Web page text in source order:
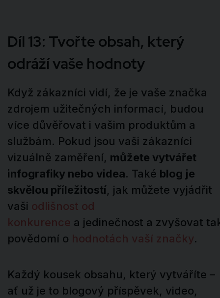
Díl 13: Tvořte obsah, který
odráží vaše hodnoty
Když zákazníci vidí, že je vaše značka
zdrojem užitečných informací, budou
více důvěřovat i vašim produktům a
službám. Pokud jsou vaši zákazníci
vizuálně zaměření, můžete vytvářet
infografiky nebo videa. Také blog je
skvělou příležitostí, jak můžete vyjádřit
vaši odlišnost od
konkurence a jedinečnost a zvyšovat
povědomí o hodnotách vaší značky.
Každý kousek obsahu, který vytváříte –
ať už je to blogový příspěvek, video,